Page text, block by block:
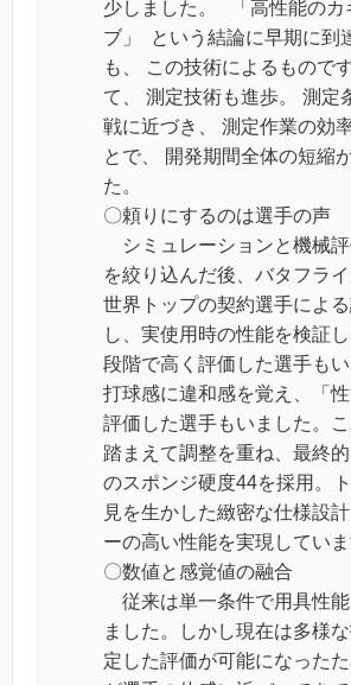
少しました。 「高性能のカ
ブ」 という結論に早期に到
も、 この技術によるもので
て、 測定技術も進歩。 測定
戦に近づき、 測定作業の効
とで、 開発期間全体の短縮
た。
〇頼りにするのは選手の声
シミュレーションと機械
を絞り込んだ後、バタフラ
世界トップの契約選手によ
し、実使用時の性能を検証
段階で高く評価した選手も
打球感に違和感を覚え、「
評価した選手もいました。
踏まえて調整を重ね、最終
のスポンジ硬度44を採用。
見を生かした緻密な仕様設
ーの高い性能を実現していま
〇数値と感覚値の融合
従来は単一条件で用具性
ました。しかし現在は多様
定した評価が可能になった